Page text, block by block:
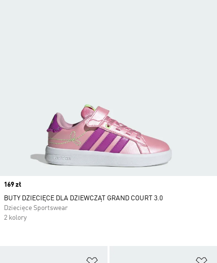
Price
169 zł
BUTY DZIECIĘCE DLA DZIEWCZĄT GRAND COURT 3.0
Dziecięce Sportswear
2 kolory